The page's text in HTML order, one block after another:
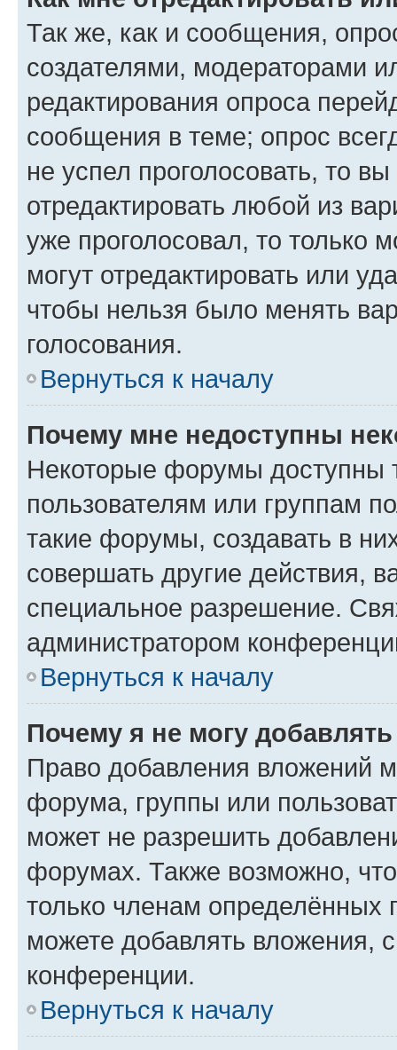
Так же, как и сообщения,
создателями, модераторами
редактирования опроса
сообщения в теме; опрос
не успел проголосовать, то
отредактировать любой из
уже проголосовал, то только
могут отредактировать или
чтобы нельзя было менять
голосования.
Вернуться к началу
Почему мне недоступны
Некоторые форумы доступны
пользователям или группам
такие форумы, создавать в
совершать другие действия,
специальное разрешение.
администратором
Вернуться к началу
Почему я не могу
Право добавления вложений
форума, группы или
может не разрешить
форумах. Также возможно,
только членам определённых
можете добавлять вложения,
конференции.
Вернуться к началу